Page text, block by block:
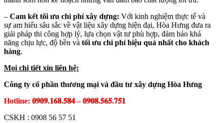
– Cam kết tối ưu chi phí xây dựng: Với kinh nghiệm thực tế và
sự am hiểu sâu sắc về vật liệu xây dựng hiện đại, Hòa Hưng đưa ra
giải pháp thi công hợp lý, lựa chọn vật tư phù hợp, đảm bảo khả
năng chịu lực, độ bền và tối ưu chi phí hiệu quả nhất cho khách
hàng.
Mọi chi tiết xin liên hệ:
Công ty cổ phần thương mại và đầu tư xây dựng Hòa Hưng
Hotline: 𝟎𝟗𝟎𝟗.𝟏𝟔𝟖.𝟓𝟖𝟒 – 𝟎𝟗𝟎𝟖.𝟓𝟔𝟓.𝟕𝟓𝟏
CSKH : 0908 56 57 51